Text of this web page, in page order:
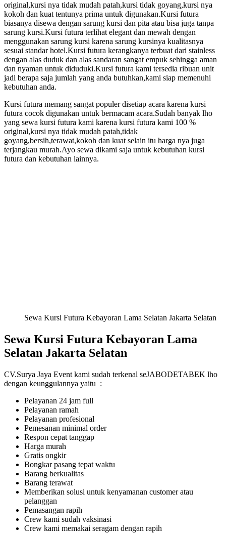
original,kursi nya tidak mudah patah,kursi tidak goyang,kursi nya
kokoh dan kuat tentunya prima untuk digunakan.Kursi futura
biasanya disewa dengan sarung kursi dan pita atau bisa juga tanpa
sarung kursi.Kursi futura terlihat elegant dan mewah dengan
menggunakan sarung kursi karena sarung kursinya kualitasnya
sesuai standar hotel.Kursi futura kerangkanya terbuat dari stainless
dengan alas duduk dan alas sandaran sangat empuk sehingga aman
dan nyaman untuk diduduki.Kursi futura kami tersedia ribuan unit
jadi berapa saja jumlah yang anda butuhkan,kami siap memenuhi
kebutuhan anda.
Kursi futura memang sangat populer disetiap acara karena kursi
futura cocok digunakan untuk bermacam acara.Sudah banyak lho
yang sewa kursi futura kami karena kursi futura kami 100 %
original,kursi nya tidak mudah patah,tidak
goyang,bersih,terawat,kokoh dan kuat selain itu harga nya juga
terjangkau murah.Ayo sewa dikami saja untuk kebutuhan kursi
futura dan kebutuhan lainnya.
Sewa Kursi Futura Kebayoran Lama Selatan Jakarta Selatan
Sewa Kursi Futura Kebayoran Lama
Selatan Jakarta Selatan
CV.Surya Jaya Event kami sudah terkenal seJABODETABEK lho
dengan keunggulannya yaitu :
Pelayanan 24 jam full
Pelayanan ramah
Pelayanan profesional
Pemesanan minimal order
Respon cepat tanggap
Harga murah
Gratis ongkir
Bongkar pasang tepat waktu
Barang berkualitas
Barang terawat
Memberikan solusi untuk kenyamanan customer atau
pelanggan
Pemasangan rapih
Crew kami sudah vaksinasi
Crew kami memakai seragam dengan rapih